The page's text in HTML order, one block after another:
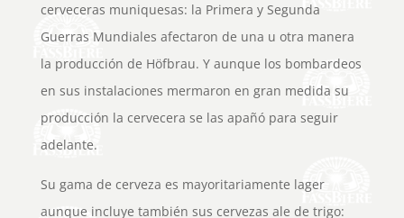
cerveceras muniquesas: la Primera y Segunda
Guerras Mundiales afectaron de una u otra manera
la producción de Höfbrau. Y aunque los bombardeos
en sus instalaciones mermaron en gran medida su
producción la cervecera se las apañó para seguir
adelante.
Su gama de cerveza es mayoritariamente lager
aunque incluye también sus cervezas ale de trigo: